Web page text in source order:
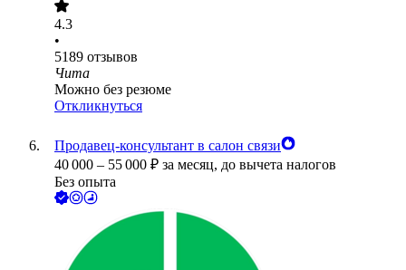
4.3
•
5189 отзывов
Чита
Можно без резюме
Откликнуться
Продавец-консультант в салон связи
40 000 – 55 000 ₽ за месяц, до вычета налогов
Без опыта